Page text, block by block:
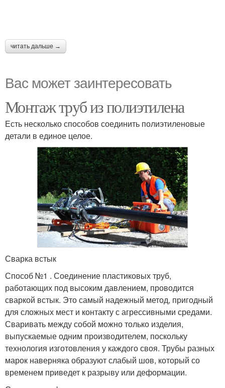
читать дальше →
Вас может заинтересовать
Монтаж труб из полиэтилена
Есть несколько способов соединить полиэтиленовые
детали в единое целое.
Сварка встык
Способ №1 . Соединение пластиковых труб,
работающих под высоким давлением, проводится
сваркой встык. Это самый надежный метод, пригодный
для сложных мест и контакту с агрессивными средами.
Сваривать между собой можно только изделия,
выпускаемые одним производителем, поскольку
технология изготовления у каждого своя. Трубы разных
марок наверняка образуют слабый шов, который со
временем приведет к разрыву или деформации.